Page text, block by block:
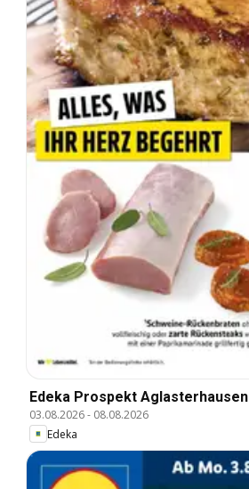
Edeka Prospekt Aglasterhausen
03.08.2026- 08.08.2026
Edeka